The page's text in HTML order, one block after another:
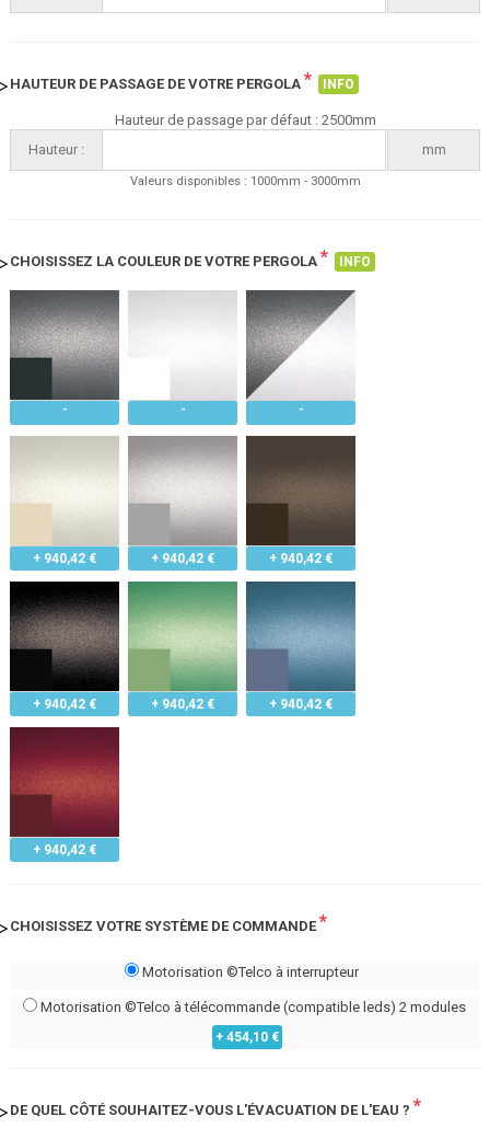
HAUTEUR DE PASSAGE DE VOTRE PERGOLA * INFO
Hauteur de passage par défaut : 2500mm
Hauteur :
mm
Valeurs disponibles : 1000mm - 3000mm
CHOISISSEZ LA COULEUR DE VOTRE PERGOLA * INFO
+ 940,42 € + 940,42 € + 940,42 €
+ 940,42 € + 940,42 € + 940,42 €
+ 940,42 €
CHOISISSEZ VOTRE SYSTÈME DE COMMANDE*
Motorisation ©Telco à interrupteur
Motorisation ©Telco à télécommande (compatible leds) 2 modules
+ 454,10 €
DE QUEL CÔTÉ SOUHAITEZ-VOUS L'ÉVACUATION DE L'EAU ? *